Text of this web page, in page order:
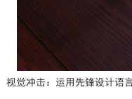
视觉冲击：运用先锋设计语